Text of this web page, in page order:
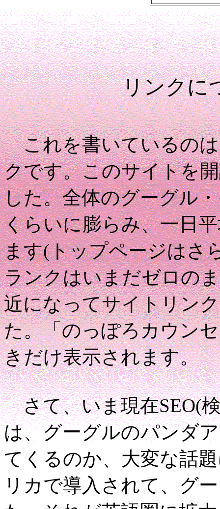
リンクに
これを書いているのは
クです。このサイトを
した。全体のグーグル
くらいに膨らみ、一日
ます(トップページはさ
ランクはいまだゼロの
近になってサイトリン
た。「のっぽろカウン
きだけ表示されます。
さて、いま現在SEO(
は、グーグルのパンダ
てくるのか、大変な話
リカで導入されて、グ